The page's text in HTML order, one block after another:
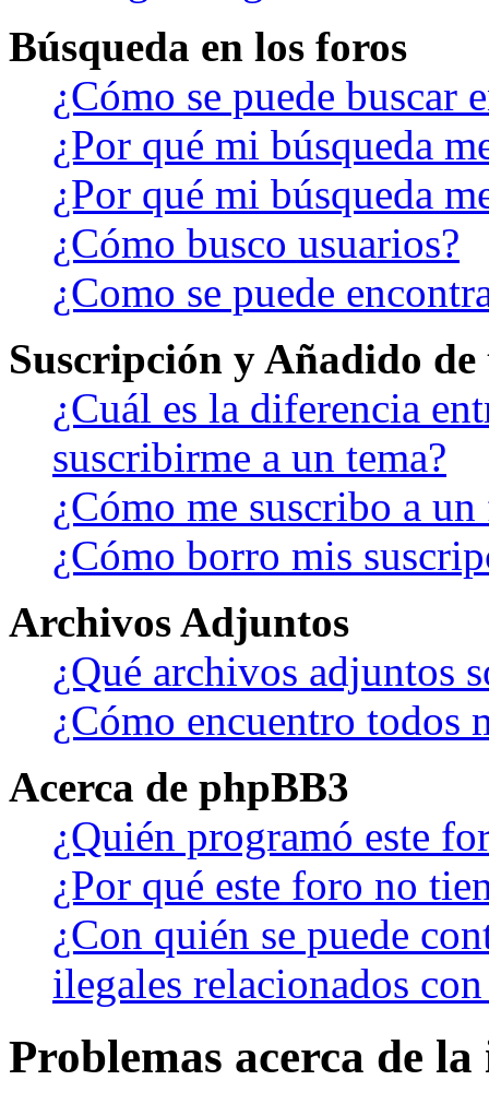
Búsqueda en los foros
¿Cómo se puede buscar
¿Por qué mi búsqueda
¿Por qué mi búsqueda
¿Cómo busco usuarios?
¿Como se puede
Suscripción y Añadido
¿Cuál es la diferencia
suscribirme a un tema?
¿Cómo me suscribo a
¿Cómo borro mis
Archivos Adjuntos
¿Qué archivos adjuntos
¿Cómo encuentro todos
Acerca de phpBB3
¿Quién programó este
¿Por qué este foro no
¿Con quién se puede
ilegales relacionados
Problemas acerca de